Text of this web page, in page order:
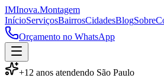
IMInova.Montagem
InícioServiçosBairrosCidadesBlogSobre
Orçamento no WhatsApp
+12 anos atendendo São Paulo